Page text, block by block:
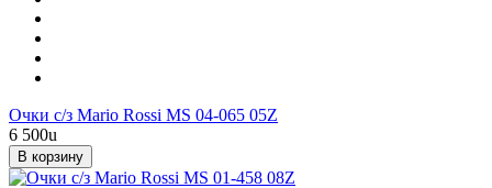
Очки с/з Mario Rossi MS 04-065 05Z
6 500u
В корзину